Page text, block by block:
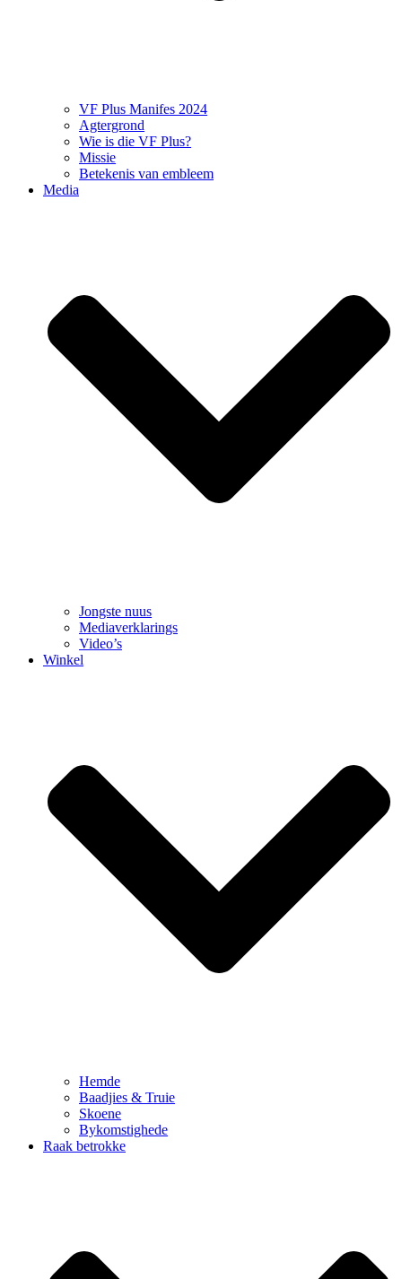
VF Plus Manifes 2024
Agtergrond
Wie is die VF Plus?
Missie
Betekenis van embleem
Media
Jongste nuus
Mediaverklarings
Video’s
Winkel
Hemde
Baadjies & Truie
Skoene
Bykomstighede
Raak betrokke